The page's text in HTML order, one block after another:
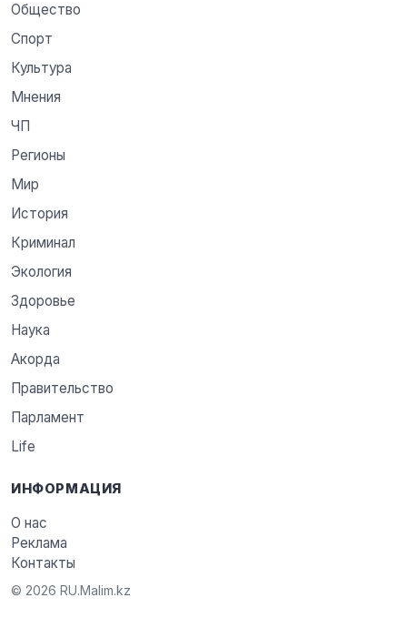
Общество
Спорт
Культура
Мнения
ЧП
Регионы
Мир
История
Криминал
Экология
Здоровье
Наука
Акорда
Правительство
Парламент
Life
ИНФОРМАЦИЯ
О нас
Реклама
Контакты
© 2026 RU.Malim.kz